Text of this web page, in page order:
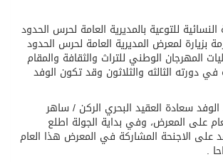
للتوعية بالمديرية العامة لحرس الحدود
بزيارة لمعرض المديرية العامة لحرس الحدود
المهرجان الوطني للتراث والثقافة والمقام
دورته الثالثه والثلاثون وقد تكون الوفد
سعادة العقيد البحري الركن / ساهر
على المعرض، وفي بداية الجولة اطلع
على الاجنحة المشاركة في المعرض هذا العام